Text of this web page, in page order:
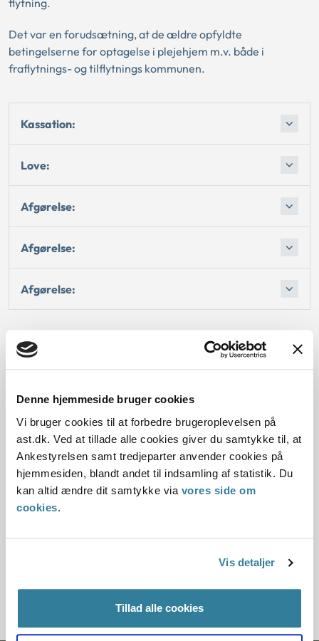
Denne hjemmeside bruger cookies
Vi bruger cookies til at forbedre brugeroplevelsen på
ast.dk. Ved at tillade alle cookies giver du samtykke til, at
Ankestyrelsen samt tredjeparter anvender cookies på
hjemmesiden, blandt andet til indsamling af statistik. Du
kan altid ændre dit samtykke via vores side om
cookies.
Vis detaljer
Tillad alle cookies
flytning.
Det var en forudsætning, at de ældre opfyldte
betingelserne for optagelse i plejehjem m.v. både i
fraflytnings- og tilflytnings kommunen.
Kassation:
Love:
Afgørelse:
Afgørelse:
Afgørelse:
Dato for underskrift
15.01.1993
Offentliggørelsesdato
12.07.2013
Paragraf
20898-9220897-9220941-92